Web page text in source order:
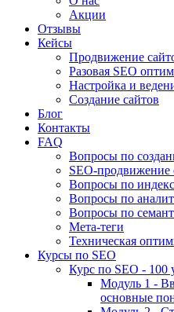
Акции
Отзывы
Кейсы
Продвижение
Разовая SEO
Настройка и
Создание сайтов
Блог
Контакты
FAQ
Вопросы по
SEO-продвижение
Вопросы по
Вопросы по
Вопросы по
Мета-теги
Техническая
Курсы по SEO
Курс по SEO - 100
Модуль 1 -
основные